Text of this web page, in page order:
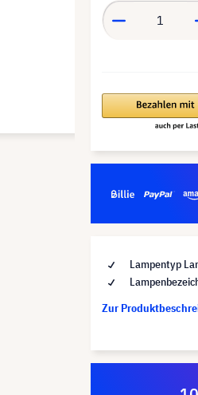
Lampentyp
Zur